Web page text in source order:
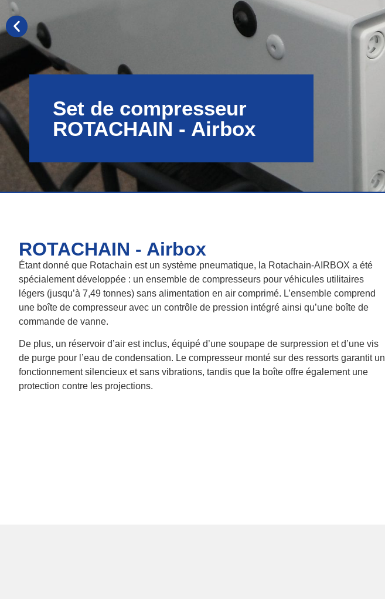
Set de compresseur
ROTACHAIN - Airbox
ROTACHAIN - Airbox
Étant donné que Rotachain est un système pneumatique, la Rotachain-AIRBOX a été
spécialement développée : un ensemble de compresseurs pour véhicules utilitaires
légers (jusqu’à 7,49 tonnes) sans alimentation en air comprimé. L’ensemble comprend
une boîte de compresseur avec un contrôle de pression intégré ainsi qu’une boîte de
commande de vanne.
De plus, un réservoir d’air est inclus, équipé d’une soupape de surpression et d’une vis
de purge pour l’eau de condensation. Le compresseur monté sur des ressorts garantit un
fonctionnement silencieux et sans vibrations, tandis que la boîte offre également une
protection contre les projections.